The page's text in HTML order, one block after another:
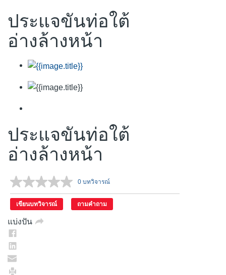
ประแจขันท่อใต้
อ่างล้างหน้า
ประแจขันท่อใต้
อ่างล้างหน้า
ไม่มี
ค่า
คะแนน.
ลิงก์
0 บทวิจารณ์
เขียนบทวิจารณ์ ถามคำถาม
แบ่งปัน